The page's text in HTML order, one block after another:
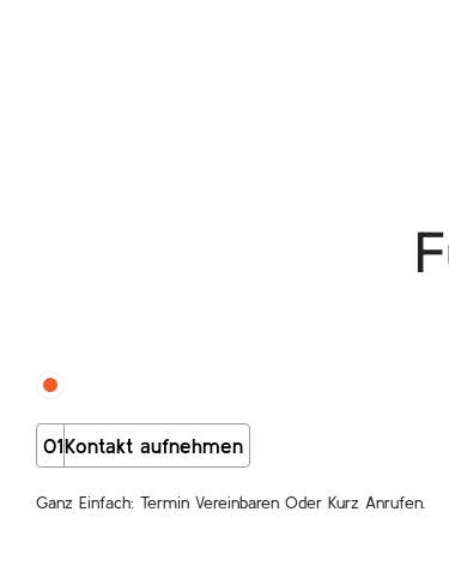
01Kontakt aufnehmen
Ganz Einfach: Termin Vereinbaren Oder Kurz Anrufen.